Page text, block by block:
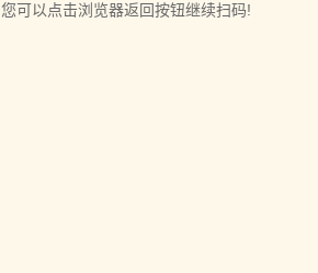
您可以点击浏览器返回按钮继续扫码!